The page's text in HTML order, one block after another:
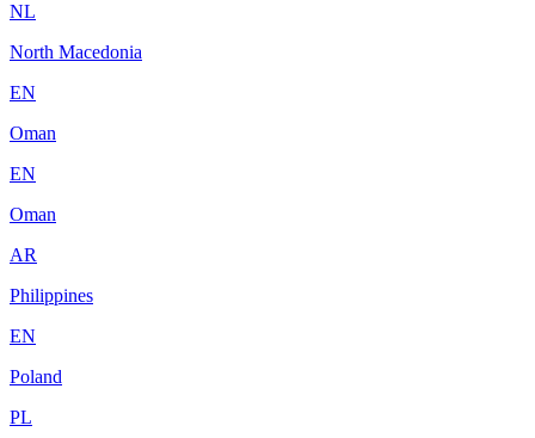
NL
North Macedonia
EN
Oman
EN
Oman
AR
Philippines
EN
Poland
PL